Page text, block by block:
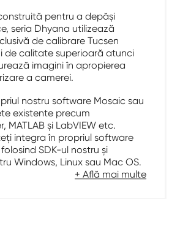
pentru a depăși
seria Dhyana utilizează
de calibrare Tucsen
de calitate superioară atunci
imagini în apropierea
a camerei.
nostru software Mosaic sau
existente precum
MATLAB și LabVIEW etc.
integra în propriul software
SDK-ul nostru și
Windows, Linux sau Mac OS.
+ Află mai multe